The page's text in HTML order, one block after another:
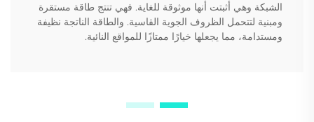
الشبكة وهي أثبتت أنها موثوقة للغاية. فهي تنتج طاقة مستقرة
ومبنية لتتحمل الظروف الجوية القاسية. والطاقة الناتجة نظيفة
ومستدامة، مما يجعلها خيارًا ممتازًا للمواقع النائية.